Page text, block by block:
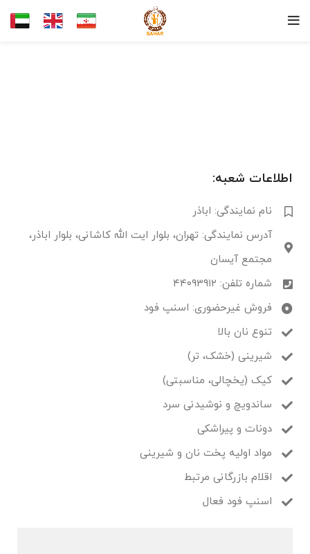
اطلاعات شعبه:
نام نمایندگی: اباذر
آدرس نمایندگی: تهران، بلوار ایت الله کاشانی، بلوار اباذر،
مجتمع آیسان
شماره تلفن: ۴۴۰۹۳۹۱۲
فروش غیرحضوری: اسنپ فود
تنوع نان بالا
شیرینی (خشک، تر)
کیک (یخچالی، مناسبتی)
ساندویچ و نوشیدنی سرد
دونات و پیراشکی
مواد اولیه پخت نان و شیرینی
اقلام بازرگانی مرتبط
اسنپ فود فعال